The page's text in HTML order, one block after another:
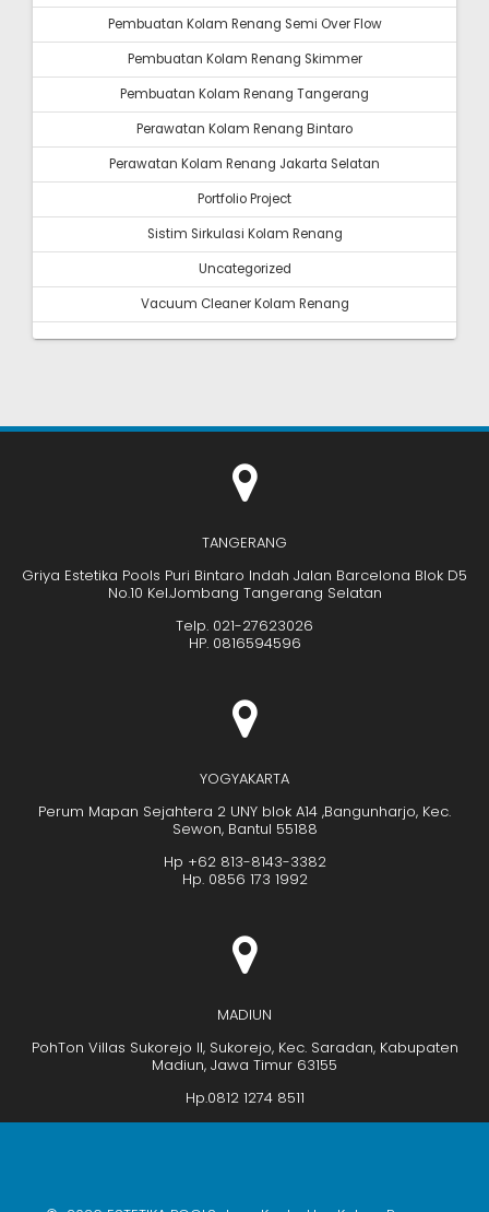
Pembuatan Kolam Renang Semi Over Flow
Pembuatan Kolam Renang Skimmer
Pembuatan Kolam Renang Tangerang
Perawatan Kolam Renang Bintaro
Perawatan Kolam Renang Jakarta Selatan
Portfolio Project
Sistim Sirkulasi Kolam Renang
Uncategorized
Vacuum Cleaner Kolam Renang
TANGERANG
Griya Estetika Pools Puri Bintaro Indah Jalan Barcelona Blok D5
No.10 Kel.Jombang Tangerang Selatan
Telp. 021-27623026
HP. 0816594596
YOGYAKARTA
Perum Mapan Sejahtera 2 UNY blok A14 ,Bangunharjo, Kec.
Sewon, Bantul 55188
Hp +62 813-8143-3382
Hp. 0856 173 1992
MADIUN
PohTon Villas Sukorejo II, Sukorejo, Kec. Saradan, Kabupaten
Madiun, Jawa Timur 63155
Hp.0812 1274 8511